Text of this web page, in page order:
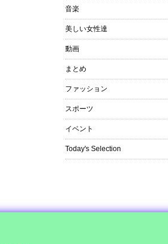
音楽
美しい女性達
動画
まとめ
ファッション
スポーツ
イベント
Today's Selection